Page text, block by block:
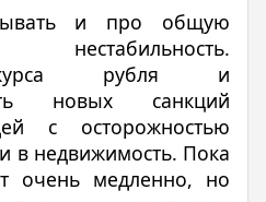
и про общую
нестабильность.
рубля и
новых санкций
с осторожностью
в недвижимость. Пока
очень медленно, но